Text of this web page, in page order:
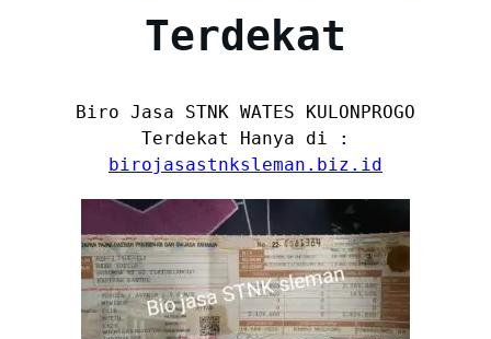
Terdekat
Biro Jasa STNK WATES KULONPROGO
Terdekat Hanya di :
birojasastnksleman.biz.id